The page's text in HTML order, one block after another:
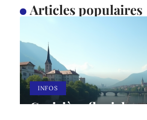
Articles populaires
INFOS
Croisière fluviale vs